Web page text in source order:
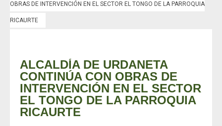
OBRAS DE INTERVENCIÓN EN EL SECTOR EL TONGO DE LA PARROQUIA
RICAURTE
ALCALDÍA DE URDANETA
CONTINÚA CON OBRAS DE
INTERVENCIÓN EN EL SECTOR
EL TONGO DE LA PARROQUIA
RICAURTE